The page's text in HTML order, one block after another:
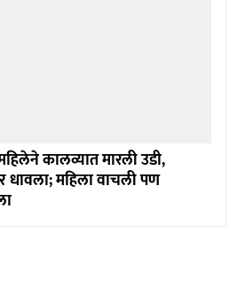
कालव्यात मारली उडी,
धावला; महिला वाचली पण